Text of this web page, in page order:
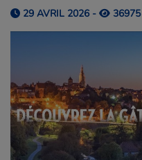
29 AVRIL 2026 -